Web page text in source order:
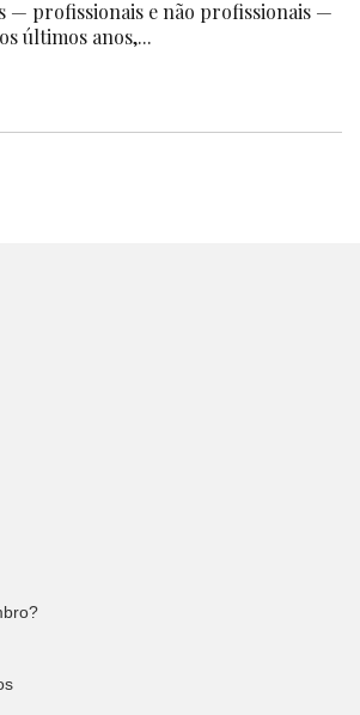
— profissionais e não profissionais —
últimos anos,...